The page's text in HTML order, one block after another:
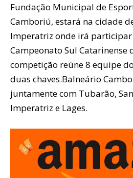
Fundação Municipal de
Camboriú, estará na cidade
Imperatriz onde irá participar
Campeonato Sul Catarinense
competição reúne 8 equipe
duas chaves.Balneário
juntamente com Tubarão,
Imperatriz e Lages.